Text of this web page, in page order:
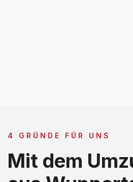
4 GRÜNDE FÜR UNS
Mit dem